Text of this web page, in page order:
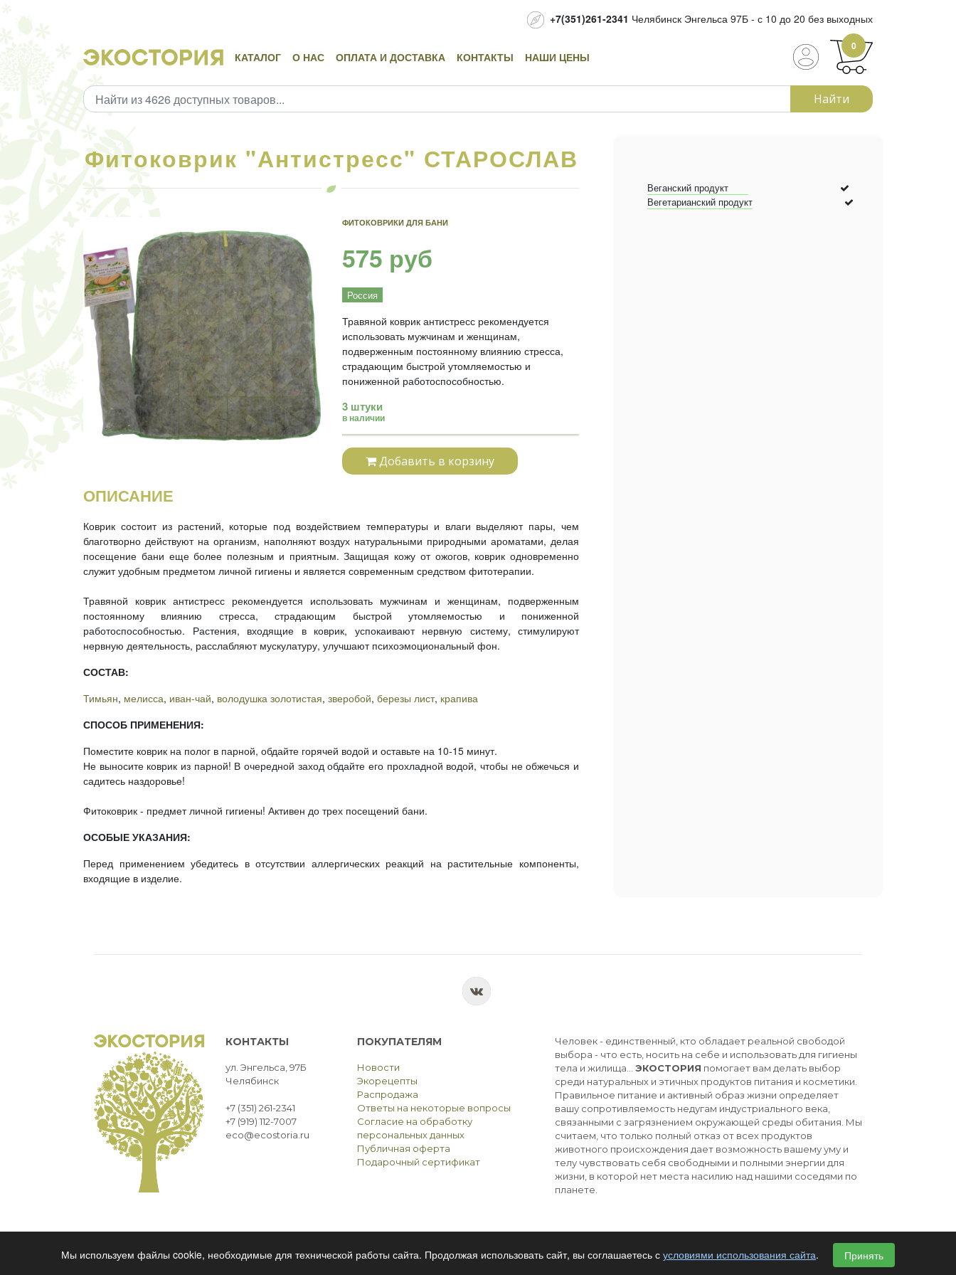
+7(351)261-2341 Челябинск Энгельса 97Б - с 10 до 20 без выходных
КАТАЛОГ О НАС ОПЛАТА И ДОСТАВКА КОНТАКТЫ НАШИ ЦЕНЫ
0
Найти
Фитоковрик "Антистресс" СТАРОСЛАВ
ФИТОКОВРИКИ ДЛЯ БАНИ
575 руб
Россия
Травяной коврик антистресс рекомендуется
использовать мужчинам и женщинам,
подверженным постоянному влиянию стресса,
страдающим быстрой утомляемостью и
пониженной работоспособностью.
3 штуки
в наличии
Добавить в корзину
ОПИСАНИЕ
Коврик состоит из растений, которые под воздействием температуры и влаги выделяют пары, чем
благотворно действуют на организм, наполняют воздух натуральными природными ароматами, делая
посещение бани еще более полезным и приятным. Защищая кожу от ожогов, коврик одновременно
служит удобным предметом личной гигиены и является современным средством фитотерапии.
Травяной коврик антистресс рекомендуется использовать мужчинам и женщинам, подверженным
постоянному влиянию стресса, страдающим быстрой утомляемостью и пониженной
работоспособностью. Растения, входящие в коврик, успокаивают нервную систему, стимулируют
нервную деятельность, расслабляют мускулатуру, улучшают психоэмоциональный фон.
СОСТАВ:
Тимьян, мелисса, иван-чай, володушка золотистая, зверобой, березы лист, крапива
СПОСОБ ПРИМЕНЕНИЯ:
Поместите коврик на полог в парной, обдайте горячей водой и оставьте на 10-15 минут.
Не выносите коврик из парной! В очередной заход обдайте его прохладной водой, чтобы не обжечься и
садитесь наздоровье!
Фитоковрик - предмет личной гигиены! Активен до трех посещений бани.
ОСОБЫЕ УКАЗАНИЯ:
Перед применением убедитесь в отсутствии аллергических реакций на растительные компоненты,
входящие в изделие.
Веганский продукт
Вегетарианский продукт
КОНТАКТЫ
ул. Энгельса, 97Б
Челябинск
+7 (351) 261-2341
+7 (919) 112-7007
eco@ecostoria.ru
ПОКУПАТЕЛЯМ
Новости
Экорецепты
Распродажа
Ответы на некоторые вопросы
Согласие на обработку
персональных данных
Публичная оферта
Подарочный сертификат
Человек - единственный, кто обладает реальной свободой
выбора - что есть, носить на себе и использовать для гигиены
тела и жилища... ЭКОСТОРИЯ помогает вам делать выбор
среди натуральных и этичных продуктов питания и косметики.
Правильное питание и активный образ жизни определяет
вашу сопротивляемость недугам индустриального века,
связанными с загрязнением окружающей среды обитания. Мы
считаем, что только полный отказ от всех продуктов
животного происхождения дает возможность вашему уму и
телу чувствовать себя свободными и полными энергии для
жизни, в которой нет места насилию над нашими соседями по
планете.
Мы используем файлы cookie, необходимые для технической работы сайта. Продолжая использовать сайт, вы соглашаетесь с условиями использования сайта. Принять